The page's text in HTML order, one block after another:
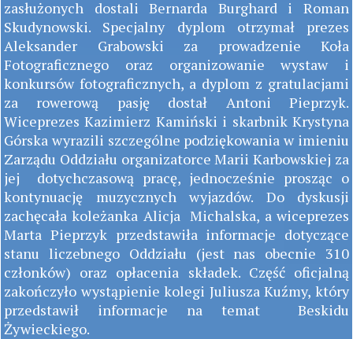
zasłużonych dostali Bernarda Burghard i Roman
Skudynowski. Specjalny dyplom otrzymał prezes
Aleksander Grabowski za prowadzenie Koła
Fotograficznego oraz organizowanie wystaw i
konkursów fotograficznych, a dyplom z gratulacjami
za rowerową pasję dostał Antoni Pieprzyk.
Wiceprezes Kazimierz Kamiński i skarbnik Krystyna
Górska wyrazili szczególne podziękowania w imieniu
Zarządu Oddziału organizatorce Marii Karbowskiej za
jej dotychczasową pracę, jednocześnie prosząc o
kontynuację muzycznych wyjazdów. Do dyskusji
zachęcała koleżanka Alicja Michalska, a wiceprezes
Marta Pieprzyk przedstawiła informacje dotyczące
stanu liczebnego Oddziału (jest nas obecnie 310
członków) oraz opłacenia składek. Część oficjalną
zakończyło wystąpienie kolegi Juliusza Kuźmy, który
przedstawił informacje na temat Beskidu
Żywieckiego.